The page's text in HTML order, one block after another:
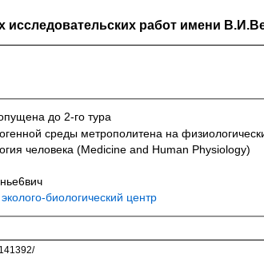
работ имени
до 2-го тура
среды метрополитена на
человека (Medicine and Human Physiology)
биологический центр